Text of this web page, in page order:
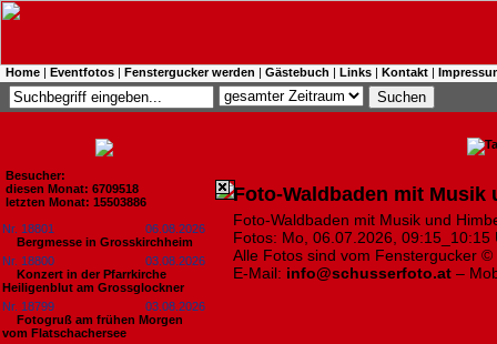
Home | Eventfotos | Fenstergucker werden | Gästebuch | Links | Kontakt |
Besucher:
diesen Monat: 6709518
letzten Monat: 15503886
Nr. 18801
06.08.2026
Bergmesse in Grosskirchheim
Nr. 18800
03.08.2026
Konzert in der Pfarrkirche
Heiligenblut am Grossglockner
Nr. 18799
03.08.2026
Fotogruß am frühen Morgen
vom Flatschachersee
Foto-Waldbaden mit Musik
Foto-Waldbaden mit Musik und
Fotos: Mo, 06.07.2026, 09:15_10:15
Alle Fotos sind vom Fenstergucker ©
E-Mail: info@schusserfoto.at –